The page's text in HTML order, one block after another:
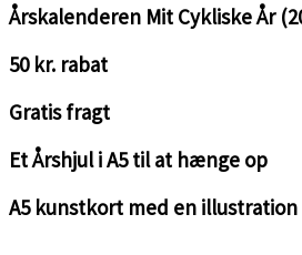
Årskalenderen Mit Cykliske År
50 kr. rabat
Gratis fragt
Et Årshjul i A5 til at hænge op
A5 kunstkort med en illustration